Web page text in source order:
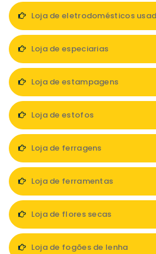
Loja de eletrodomésticos
Loja de especiarias
Loja de estampagens
Loja de estofos
Loja de ferragens
Loja de ferramentas
Loja de flores secas
Loja de fogões de lenha